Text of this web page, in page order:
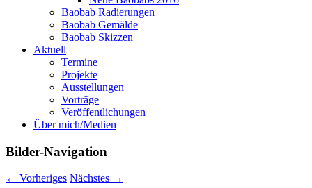
Baobab Radierungen
Baobab Gemälde
Baobab Skizzen
Aktuell
Termine
Projekte
Ausstellungen
Vorträge
Veröffentlichungen
Über mich/Medien
Bilder-Navigation
← Vorheriges Nächstes →